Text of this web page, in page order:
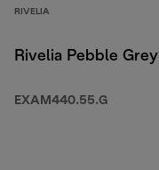
RIVELIA
Rivelia Pebble Grey
EXAM440.55.G